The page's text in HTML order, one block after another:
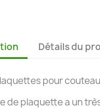
Détails du
pour
de plaquette a un